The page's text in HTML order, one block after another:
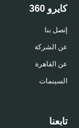
كايرو 360
إتصل بنا
عن الشركة
عن القاهرة
السينمات
تابعنا